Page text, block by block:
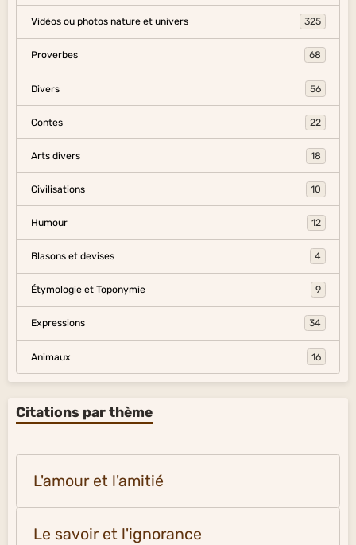
Vidéos ou photos nature et univers 325
Proverbes 68
Divers 56
Contes 22
Arts divers 18
Civilisations 10
Humour 12
Blasons et devises 4
Étymologie et Toponymie 9
Expressions 34
Animaux 16
Citations par thème
L'amour et l'amitié
Le savoir et l'ignorance